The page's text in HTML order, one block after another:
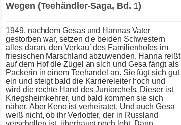
Wegen (Teehändler-Saga, Bd. 1)
1949, nachdem Gesas und Hannas Vater
gestorben war, setzen die beiden Schwestern
alles daran, den Verkauf des Familienhofes im
friesischen Marschland abzuwenden. Hanna reißt
auf dem Hof die Zügel an sich und Gesa fängt als
Packerin in einem Teehandel an. Sie fügt sich gut
ein und steigt bald die Karriereleiter hoch und
wird die rechte Hand des Juniorchefs. Dieser ist
Kriegsheimkehrer, und bald kommen sie sich
näher. Aber Keno ist verheiratet. Und auch Gesa
weiß nicht, ob ihr Verlobter, der in Russland